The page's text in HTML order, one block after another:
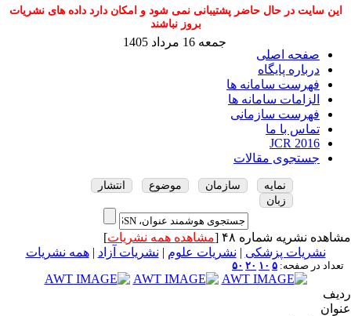
این سایت در حال حاضر پشتیبانی نمی شود و امکان دارد داده های نشریات
بروز نباشند
صفحه اصلی
درباره پایگاه
فهرست سامانه ها
الزامات سامانه ها
فهرست سازمانی
تماس با ما
JCR 2016
جستجوی مقالات
جمعه 16 مرداد 1405
نمایه سازمان موضوع
انتشار
زبان
مشاهده نشریه شماره ۴۸ [ مشاهده همه نشریات]
نشریات پزشکی | نشریات علوم | نشریات آزاد |همه نشریات
تعداد در صفحه: ۵ ۱۰ ۲۰ ۵۰
ردیف
عنوان